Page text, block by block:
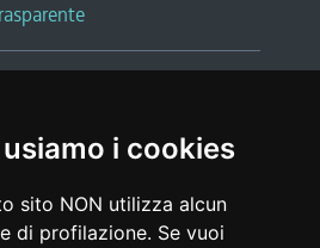
i cookies
sito NON utilizza alcun
di profilazione. Se vuoi
legali |glossario